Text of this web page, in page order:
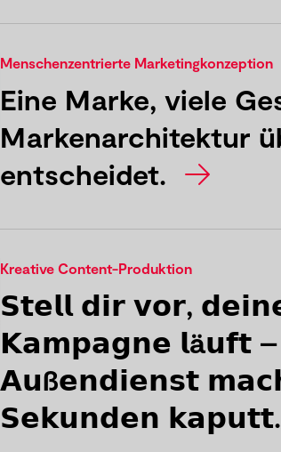
Menschenzentrierte Marketingkonzeption
Eine Marke, viele
Markenarchitektur
entscheidet.
Kreative Content-Produktion
𝗦𝘁𝗲𝗹𝗹 𝗱𝗶𝗿 𝘃𝗼𝗿,
𝗞𝗮𝗺𝗽𝗮𝗴𝗻𝗲 𝗹ä𝘂𝗳𝘁
𝗔𝘂ß𝗲𝗻𝗱𝗶𝗲𝗻𝘀𝘁
𝗦𝗲𝗸𝘂𝗻𝗱𝗲𝗻 𝗸𝗮𝗽𝘂𝘁𝘁.